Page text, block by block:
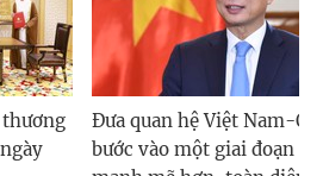
Đưa quan hệ Việt Nam-
bước vào một giai đoạn